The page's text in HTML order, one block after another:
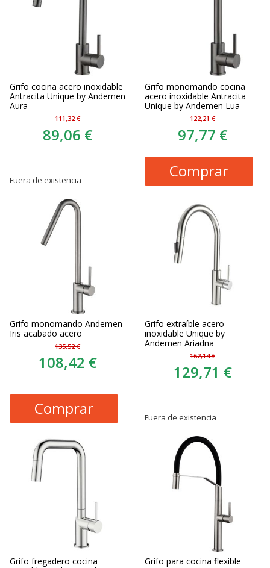
Grifo cocina acero inoxidable
Antracita Unique by Andemen
Aura
111,32 €
89,06 €
Fuera de existencia
Grifo monomando cocina
acero inoxidable Antracita
Unique by Andemen Lua
122,21 €
97,77 €
Comprar
Grifo monomando Andemen
Iris acabado acero
135,52 €
108,42 €
Comprar
Grifo extraíble acero
inoxidable Unique by
Andemen Ariadna
162,14 €
129,71 €
Fuera de existencia
Grifo fregadero cocina
Grifo para cocina flexible